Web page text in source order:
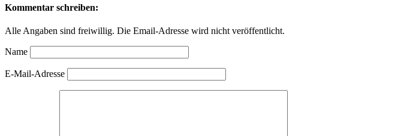
Kommentar schreiben:
Alle Angaben sind freiwillig. Die Email-Adresse wird nicht veröffentlicht.
Name
E-Mail-Adresse